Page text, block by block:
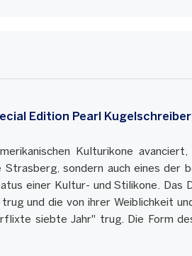
Edition Pearl Kugelschreiber
Kulturikone
Strasberg, sondern auch eines
einer Kultur- und Stilikone. Das
und die von ihrer Weiblichkeit
siebte Jahr" trug. Die Form